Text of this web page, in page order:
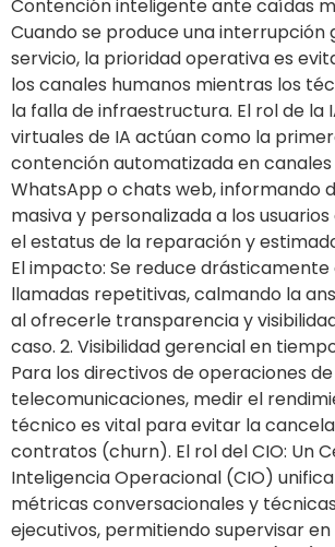
Contención inteligente ante caídas
Cuando se produce una interrupción
servicio, la prioridad operativa es
los canales humanos mientras los
la falla de infraestructura. El rol de la
virtuales de IA actúan como la
contención automatizada en
WhatsApp o chats web, informando
masiva y personalizada a los
el estatus de la reparación y
El impacto: Se reduce
llamadas repetitivas, calmando la
al ofrecerle transparencia y
caso. 2. Visibilidad gerencial en
Para los directivos de operaciones
telecomunicaciones, medir el
técnico es vital para evitar la
contratos (churn). El rol del CIO: Un
Inteligencia Operacional (CIO)
métricas conversacionales y
ejecutivos, permitiendo supervisar